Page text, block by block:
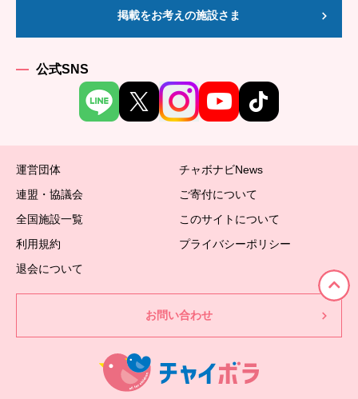
掲載をお考えの施設さま
公式SNS
運営団体
チャボナビNews
連盟・協議会
ご寄付について
全国施設一覧
このサイトについて
利用規約
プライバシーポリシー
退会について
お問い合わせ